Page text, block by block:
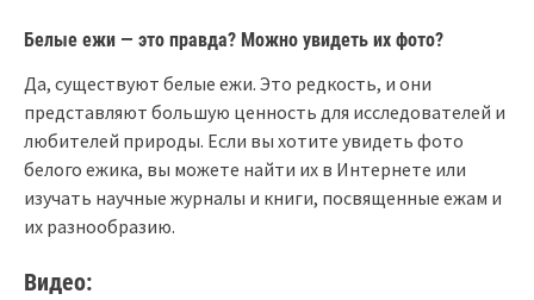
Белые ежи — это правда? Можно увидеть их фото?
Да, существуют белые ежи. Это редкость, и они
представляют большую ценность для исследователей и
любителей природы. Если вы хотите увидеть фото
белого ежика, вы можете найти их в Интернете или
изучать научные журналы и книги, посвященные ежам и
их разнообразию.
Видео: